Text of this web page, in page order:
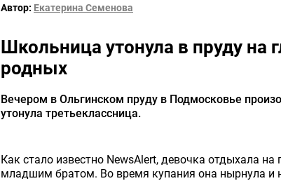
Автор: Екатерина Семенова
Школьница утонула в пруду на
родных
Вечером в Ольгинском пруду в Подмосковье
утонула третьеклассница.
Как стало известно NewsAlert, девочка отдыхала
младшим братом. Во время купания она нырнула и